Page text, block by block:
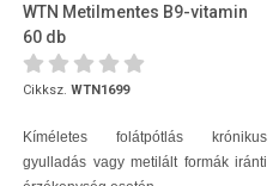
WTN Metilmentes B9-vitamin
60 db
Cikksz. WTN1699
Kíméletes folátpótlás krónikus
gyulladás vagy metilált formák iránti